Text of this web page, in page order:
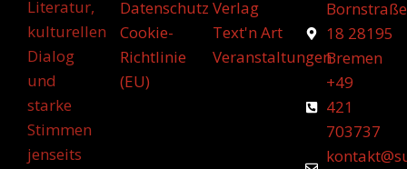
Literatur,
kulturellen
Dialog
und
starke
Stimmen
jenseits
Datenschutz
Cookie-
Richtlinie
(EU)
Verlag
Text'n Art
Veranstaltungen
Bornstraße
18 28195
Bremen
+49
421
703737